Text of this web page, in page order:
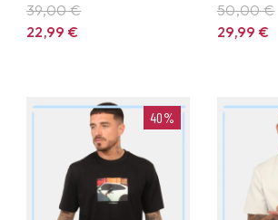
39,00 €
22,99€
50,00 €
29,99€
40%